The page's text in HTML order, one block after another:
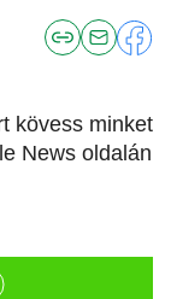
kövess minket
News oldalán